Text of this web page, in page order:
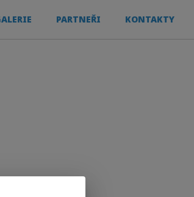
PARTNEŘI KONTAKTY